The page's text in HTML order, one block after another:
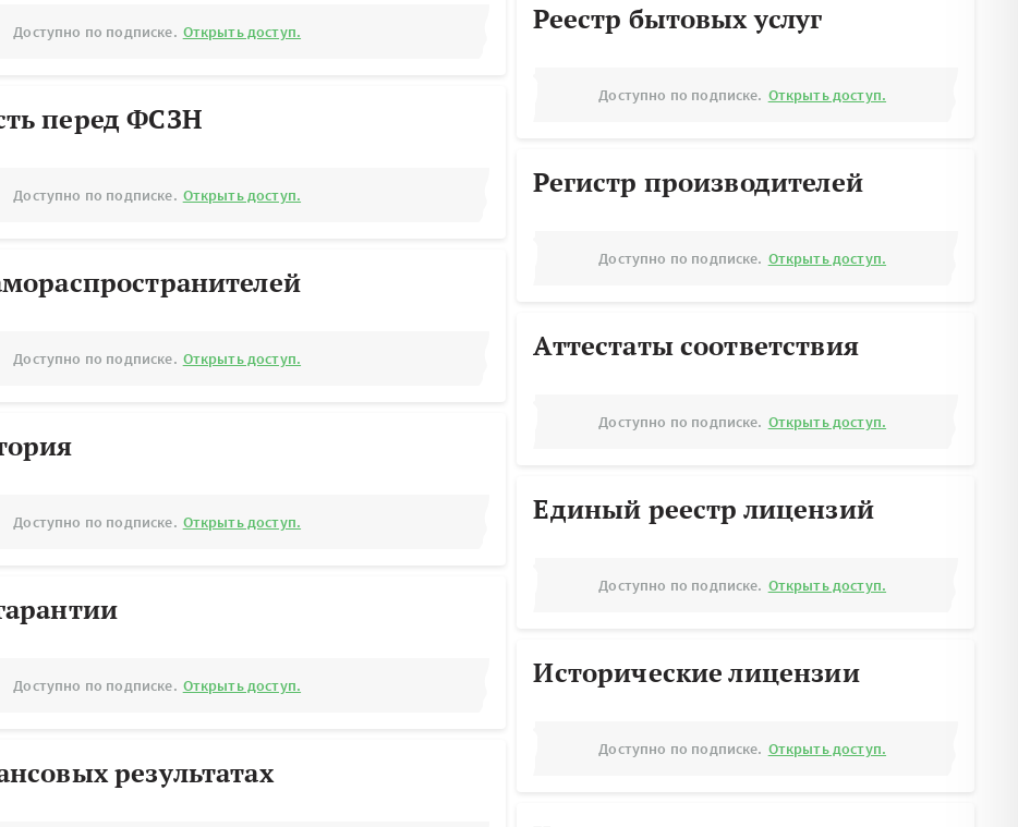
Доступно по подписке. Открыть доступ.
перед ФСЗН
Доступно по подписке. Открыть доступ.
Доступно по подписке. Открыть доступ.
Доступно по подписке. Открыть доступ.
Доступно по подписке. Открыть доступ.
результатах
Реестр бытовых услуг
Доступно по подписке. Открыть доступ.
Регистр производителей
Доступно по подписке. Открыть доступ.
Аттестаты соответствия
Доступно по подписке. Открыть доступ.
Единый реестр лицензий
Доступно по подписке. Открыть доступ.
Исторические лицензии
Доступно по подписке. Открыть доступ.